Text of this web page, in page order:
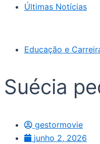
Últimas Notícias
Educação e
Suécia
gestormovie
junho 2, 2026